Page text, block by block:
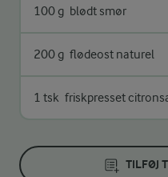
100 g blødt smør
200 g flødeost naturel
1 tsk friskpresset
TILFØJ